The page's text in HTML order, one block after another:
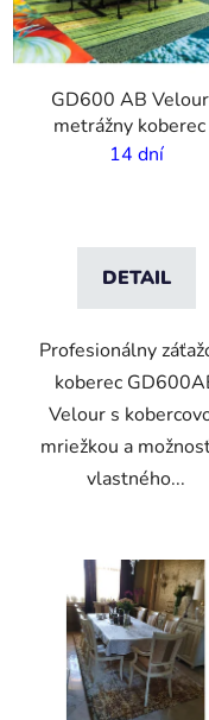
GD600 AB
metrážny koberec
vlastnou potlačou -
14 dní
DETAIL
Profesionálny
koberec
Velour s
mriežkou a
vlastného...